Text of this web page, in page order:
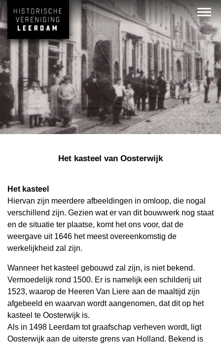
Het kasteel van Oosterwijk
Het kasteel
Hiervan zijn meerdere afbeeldingen in omloop, die nogal
verschillend zijn. Gezien wat er van dit bouwwerk nog staat
en de situatie ter plaatse, komt het ons voor, dat de
weergave uit 1646 het meest overeenkomstig de
werkelijkheid zal zijn.
Wanneer het kasteel gebouwd zal zijn, is niet bekend.
Vermoedelijk rond 1500. Er is namelijk een schilderij uit
1523, waarop de Heeren Van Liere aan de maaltijd zijn
afgebeeld en waarvan wordt aangenomen, dat dit op het
kasteel te Oosterwijk is.
Als in 1498 Leerdam tot graafschap verheven wordt, ligt
Oosterwijk aan de uiterste grens van Holland. Bekend is